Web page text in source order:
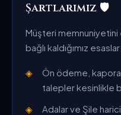
Şartlarımız 🛡️
Müşteri
bağlı kaldığımız esaslar:
Ön ödeme,
talepler kesinlikle
Adalar ve Şile